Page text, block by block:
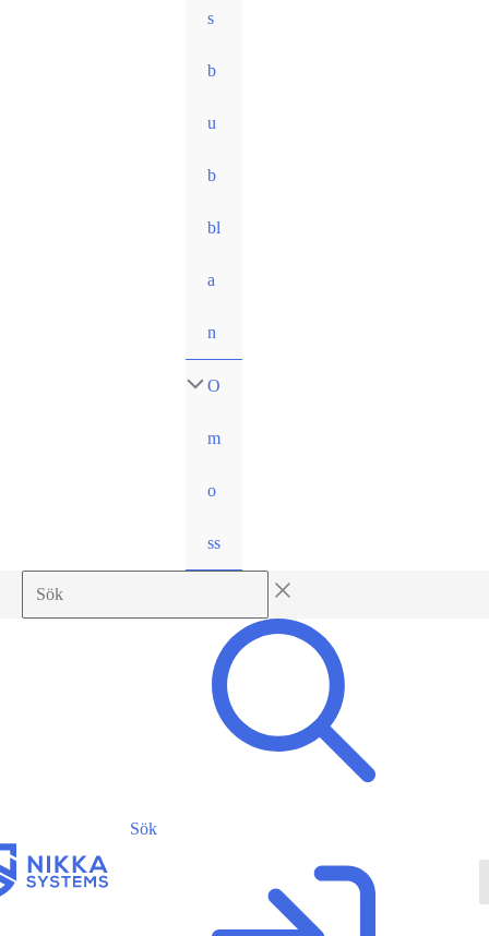
s
b
u
b
bl
a
n
O
m
o
ss
Sök